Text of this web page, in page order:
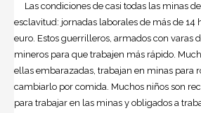
Las condiciones de casi todas las minas
esclavitud: jornadas laborales de más de 14
euro. Estos guerrilleros, armados con varas
mineros para que trabajen más rápido.
ellas embarazadas, trabajan en minas para
cambiarlo por comida. Muchos niños son
para trabajar en las minas y obligados a